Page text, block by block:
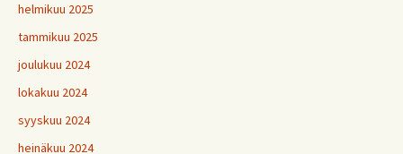
helmikuu 2025
tammikuu 2025
joulukuu 2024
lokakuu 2024
syyskuu 2024
heinäkuu 2024